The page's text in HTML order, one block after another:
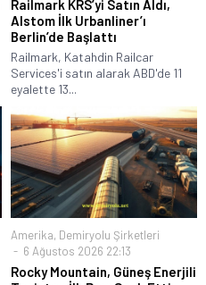
Railmark KRS’yi Satın Aldı,
Alstom İlk Urbanliner’ı
Berlin’de Başlattı
Railmark, Katahdin Railcar
Services'i satın alarak ABD'de 11
eyalette 13...
Amerika, Demiryolu Şirketleri
6 Ağustos 2026 22:13
Rocky Mountain, Güneş Enerjili